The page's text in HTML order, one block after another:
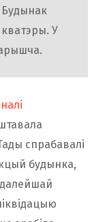
У
спрабавалі
будынка,